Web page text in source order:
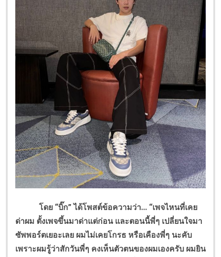
โดย “บิ๊ก” ได้โพสต์ข้อความว่า... “เพจไหนที่เคย
ด่าผม ตั้งเพจขึ้นมาด่าแต่ก่อน และตอนนี้พี่ๆ เปลี่ยนใจมา
ซัพพอร์ตเยอะเลย ผมไม่เคยโกรธ หรือเคืองพี่ๆ นะคับ
เพราะผมรู้ว่าสักวันพี่ๆ คงเห็นตัวตนของผมเองครับ ผมยิน